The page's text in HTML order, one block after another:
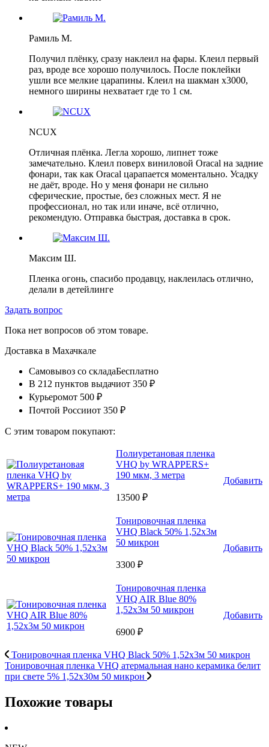
Рамиль М.
Получил плёнку, сразу наклеил на фары. Клеил первый
раз, вроде все хорошо получилось. После поклейки
ушли все мелкие царапины. Клеил на шакман х3000,
немного ширины нехватает где то 1 см.
NCUX
Отличная плёнка. Легла хорошо, липнет тоже
замечательно. Клеил поверх виниловой Oracal на задние
фонари, так как Oracal царапается моментально. Усадку
не даёт, вроде. Но у меня фонари не сильно
сферические, простые, без сложных мест. Я не
профессионал, но так или иначе, всё отлично,
рекомендую. Отправка быстрая, доставка в срок.
Максим Ш.
Пленка огонь, спасибо продавцу, наклеилась отлично,
делали в детейлинге
Задать вопрос
Пока нет вопросов об этом товаре.
Доставка в Махачкале
Самовывоз со складаБесплатно
В 212 пунктов выдачиот 350 ₽
Курьеромот 500 ₽
Почтой Россииот 350 ₽
С этим товаром покупают:
Полиуретановая пленка
VHQ by WRAPPERS+
190 мкм, 3 метра
13500 ₽
Добавить
Тонировочная пленка
VHQ Black 50% 1,52x3м
50 микрон
3300 ₽
Добавить
Тонировочная пленка
VHQ AIR Blue 80%
1,52x3м 50 микрон
6900 ₽
Добавить
Тонировочная пленка VHQ Black 50% 1,52x3м 50 микрон
Тонировочная пленка VHQ атермальная нано керамика белит
при свете 5% 1,52x30м 50 микрон
Похожие товары